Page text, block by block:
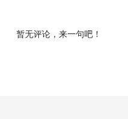
暂无评论，来一句吧！